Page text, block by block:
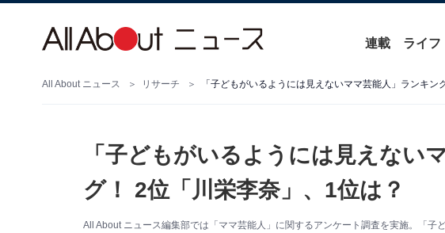
連載 ライフ
All About ニュース リサーチ 「子どもがいるようには見えないママ芸能人」ランキン
「子どもがいるようには見えない
グ！ 2位「川栄李奈」、1位は？
All About ニュース編集部では「ママ芸能人」に関するアンケート調査を実施。「子